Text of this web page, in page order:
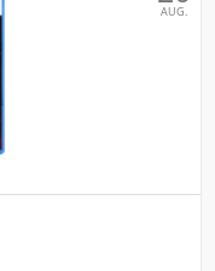
AUG.